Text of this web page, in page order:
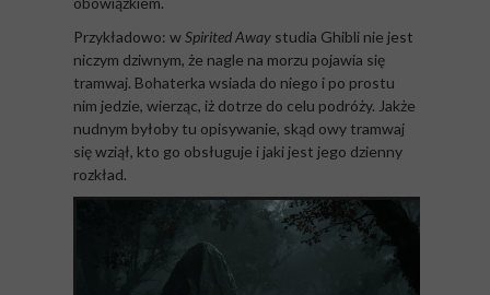
Przykładowo: wSpirited Away studia Ghibli nie jest
niczym dziwnym, że nagle na morzu pojawia się
tramwaj. Bohaterka wsiada do niego i po prostu
nim jedzie, wierząc, iż dotrze do celu podróży. Jakże
nudnym byłoby tu opisywanie, skąd owy tramwaj
się wziął, kto go obsługuje i jaki jest jego dzienny
rozkład.